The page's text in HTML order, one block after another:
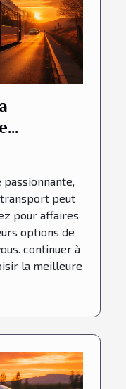
peut
pour affaires
options de
continuer à
la meilleure